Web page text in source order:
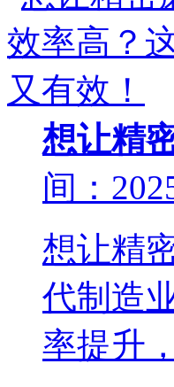
想让精
间：
想让精
代制造
率提升